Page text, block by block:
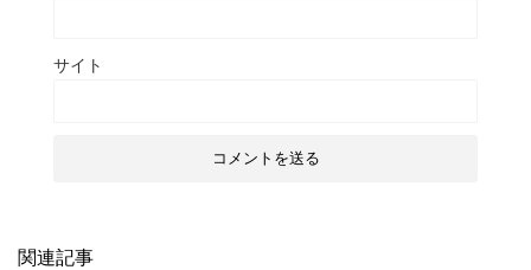
サイト
関連記事